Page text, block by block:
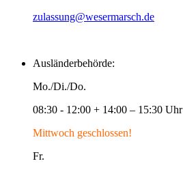
zulassung@wesermarsch.de
Ausländerbehörde:
Mo./Di./Do.
08:30 - 12:00 + 14:00 – 15:30 Uhr
Mittwoch geschlossen!
Fr.